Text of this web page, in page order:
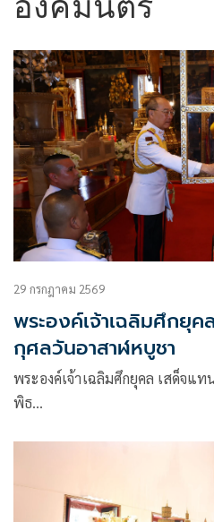
29 กรกฎาคม 2569
พระองค์เจ้าเฉลิมศึกยุ
กุศลวันอาสาฬหบูชา
พระองค์เจ้าเฉลิมศึกยุคล เสด็จแ
พิธ…